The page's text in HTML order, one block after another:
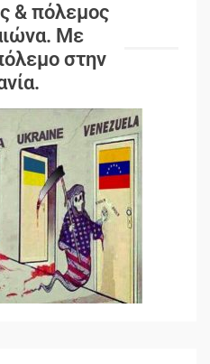
& πόλεμος
Mε
στην